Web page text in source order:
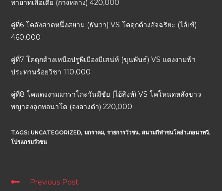
ทายาทเสือเตี้ย (กางหลาง) 420,000
คู่ที่6 โคลังสาดหนึ่งสยาม (ธันวา) VS โคดุกด้างอัจฉริยะ (ไอ้เข้)
460,000
คู่ที่7 โคดุกด้างเหนือปรูพีเมืองมีเสน่ห์ (ขุนพันธ์) VS แดงงามฟ้า
ประทานร้อยวิชา 110,000
คู่ที่8 โคแดงงามมาราโกะวันมีชัย (ไอ้สิงห์) VS โคโหนดหลังขาว
พญาดงลูกทอนาโด (จงอางดำ) 220,000
TAGS:UNCATEGORIZED, มกราคม, รายการวัวชน, สนามกีฬาชนโคอำเภอนาทวี,
โปรแกรมวัวชน
Previous Post